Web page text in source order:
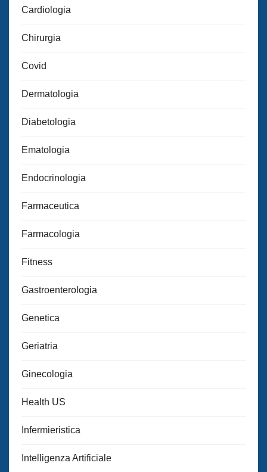
Cardiologia
Chirurgia
Covid
Dermatologia
Diabetologia
Ematologia
Endocrinologia
Farmaceutica
Farmacologia
Fitness
Gastroenterologia
Genetica
Geriatria
Ginecologia
Health US
Infermieristica
Intelligenza Artificiale